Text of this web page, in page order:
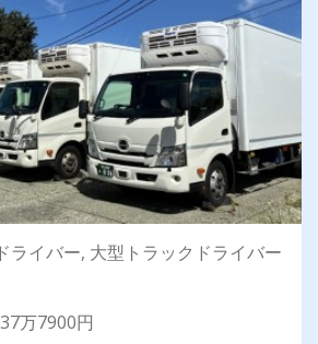
ライバー, 大型トラックドライバー
万7900円